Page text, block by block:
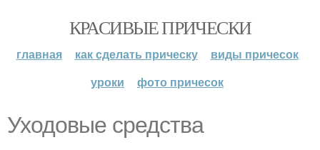
КРАСИВЫЕ ПРИЧЕСКИ
главная как сделать прическу
виды причесок
уроки
фото причесок
Уходовые средства